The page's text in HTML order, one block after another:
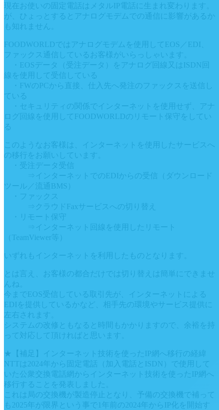
現在お使いの固定電話はメタルIP電話に生まれ変わります。
が、ひょっとするとアナログモデムでの通信に影響があるか
も知れません。
FOODWORLDではアナログモデムを使用してEOS／EDI、
ファックス通信しているお客様がいらっしゃいます。
・EOSデータ（受注データ）をアナログ回線又はISDN回
線を使用して受信している
・FWのPCから直接、仕入先へ発注のファックスを送信し
ている
・セキュリティの関係でインターネットを使用せず、アナ
ログ回線を使用してFOODWORLDのリモート保守をしてい
る
このようなお客様は、インターネットを使用したサービスへ
の移行をお願いしています。
・受注データ受信
⇒インターネットでのEDIからの受信（ダウンロード
ツール／流通BMS）
・ファックス
⇒クラウドFaxサービスへの切り替え
・リモート保守
⇒インターネット回線を使用したリモート
（TeamViewer等）
いずれもインターネットを利用したものとなります。
とは言え、お客様の都合だけでは切り替えは簡単にできませ
んね。
今までEOS受信している取引先が、インターネットによる
EDIを提供しているかなど、相手先の環境やサービス提供に
左右されます。
システムの改修ともなると時間もかかりますので、余裕を持
って対応して頂ければと思います。
★【補足】インターネット技術を使ったIP網へ移行の経緯
NTTは2024年から固定電話（加入電話とISDN）で使用して
いた公衆交換電話網からインターネット技術を使ったIP網へ
移行することを発表しました。
これは局の交換機が製造停止となり、予備の交換機で補って
も2025年が限界という事で1年前の2024年からIP化を開始す